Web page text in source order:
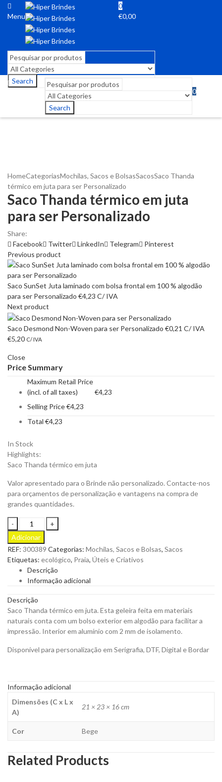
Menu
0
€0,00
Search
Search
0
HomeCategoriasMochilas, Sacos e BolsasSacosSaco Thanda
térmico em juta para ser Personalizado
Saco Thanda térmico em juta
para ser Personalizado
Share:
Facebook
Twitter LinkedIn Telegram
Pinterest
Previous product
Saco SunSet Juta laminado com bolsa frontal em 100 % algodão
para ser Personalizado €4,23 C/ IVA
Next product
Saco Desmond Non-Woven para ser Personalizado €0,21 C/ IVA
€5,20 C/ IVA
Close
Price Summary
Maximum Retail Price
(incl. of all taxes)
€4,23
Selling Price€4,23
Total €4,23
In Stock
Highlights:
Saco Thanda térmico em juta
Valor apresentado para o Brinde não personalizado. Contacte-nos
para orçamentos de personalização e vantagens na compra de
grandes quantidades.
Saco
Thanda
térmico
em
juta
para
ser
quantity
Adicionar
REF: 300389 Categorias: Mochilas, Sacos e Bolsas, Sacos
Etiquetas: ecológico, Praia, Úteis e Criativos
Descrição
Informação adicional
Descrição
Saco Thanda térmico em juta. Esta geleira feita em materiais
naturais conta com um bolso exterior em algodão para facilitar a
impressão. Interior em alumínio com 2 mm de isolamento.
Disponível para personalização em Serigrafia, DTF, Digital e Bordar
Informação adicional
Dimensões (C x L x
A)
21 × 23 × 16 cm
Cor Bege
Related Products